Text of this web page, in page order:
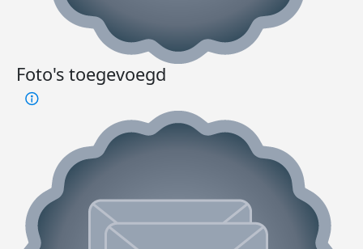
Foto's toegevoegd